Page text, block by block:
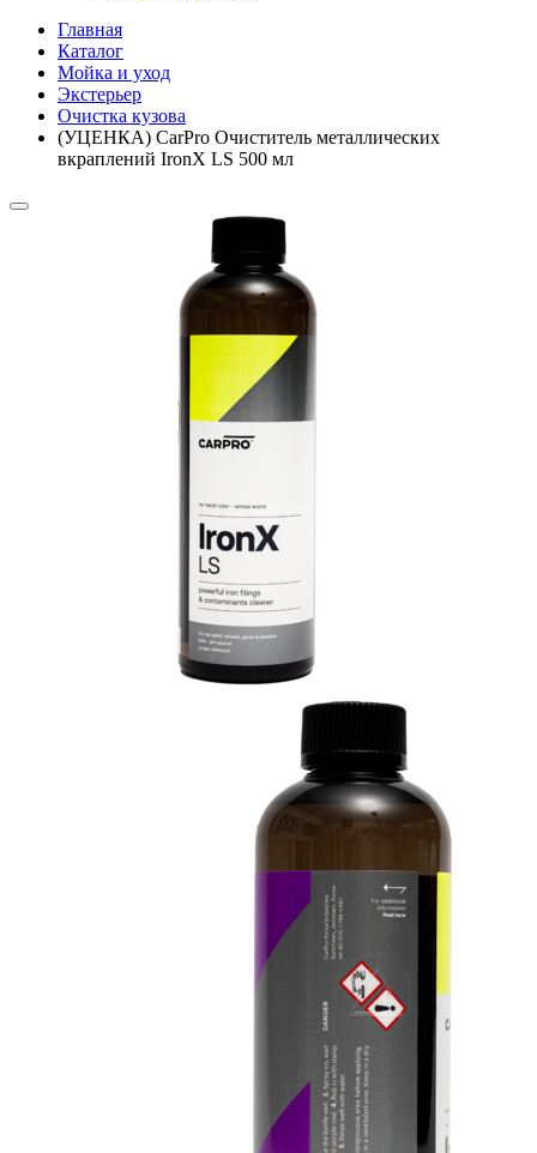
Главная
Каталог
Мойка и уход
Экстерьер
Очистка кузова
(УЦЕНКА) CarPro Очиститель металлических
вкраплений IronX LS 500 мл